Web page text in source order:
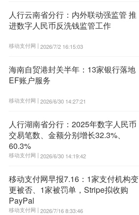
人行云南省分行：内外联动强监管 推
进数字人民币反洗钱监管工作
移动支付网 | 2026/7/2 16:15:03
海南自贸港封关半年：13家银行落地
EF账户服务
移动支付网 | 2026/6/30 14:27:21
人行湖南省分行：2025年数字人民币
交易笔数、金额分别增长32.3%、
60.3%
移动支付网 | 2026/6/30 14:19:42
移动支付网早报7.16：1家支付机构变
更被否、1家被罚单，Stripe拟收购
PayPal
移动支付网 | 2026/7/16 8:33:46